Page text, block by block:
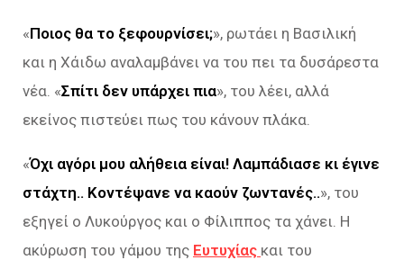
«Ποιος θα το ξεφουρνίσει;», ρωτάει η Βασιλική
και η Χάιδω αναλαμβάνει να του πει τα δυσάρεστα
νέα. «Σπίτι δεν υπάρχει πια», του λέει, αλλά
εκείνος πιστεύει πως του κάνουν πλάκα.
«Όχι αγόρι μου αλήθεια είναι! Λαμπάδιασε κι έγινε
στάχτη.. Κοντέψανε να καούν ζωντανές..», του
εξηγεί ο Λυκούργος και ο Φίλιππος τα χάνει. Η
ακύρωση του γάμου της Ευτυχίας και του